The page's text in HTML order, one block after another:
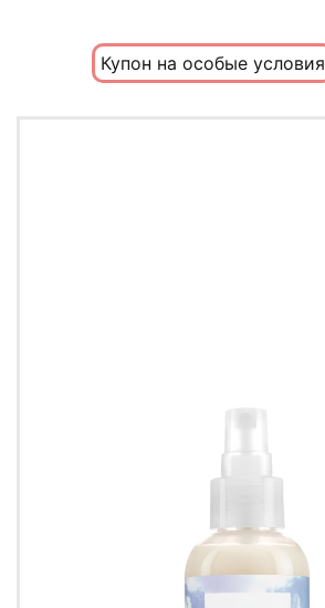
Купон на особые условия